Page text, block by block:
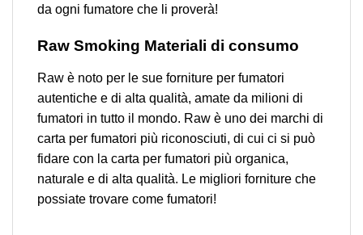
da ogni fumatore che li proverà!
Raw Smoking Materiali di consumo
Raw è noto per le sue forniture per fumatori
autentiche e di alta qualità, amate da milioni di
fumatori in tutto il mondo. Raw è uno dei marchi di
carta per fumatori più riconosciuti, di cui ci si può
fidare con la carta per fumatori più organica,
naturale e di alta qualità. Le migliori forniture che
possiate trovare come fumatori!